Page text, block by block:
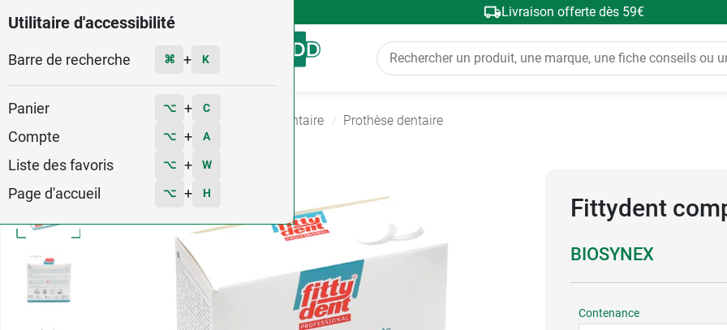
Utilitaire d'accessibilité
Barre de recherche ⌘ + K
Panier ⌥ + C
Compte ⌥ + A
Liste des favoris ⌥ + W
Page d'accueil ⌥ + H
Livraison offerte dès 59€
Menu
Hygiene Bucco dentaire Prothèse dentaire
Fittydent
BIOSYNEX
Contenance